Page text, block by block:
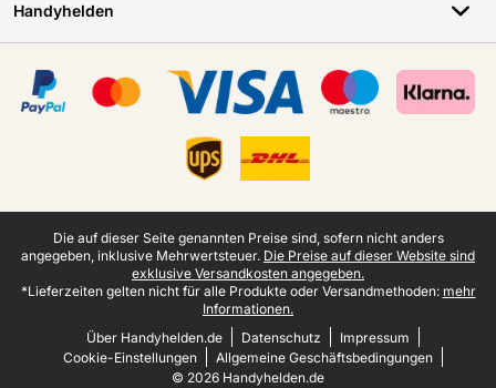
Handyhelden
Juristische Fußzeile
Die auf dieser Seite genannten Preise sind, sofern nicht anders
angegeben, inklusive Mehrwertsteuer. Die Preise auf dieser Website sind
exklusive Versandkosten angegeben.
*Lieferzeiten gelten nicht für alle Produkte oder Versandmethoden: mehr
Informationen.
Über Handyhelden.de
Datenschutz
Impressum
Cookie-Einstellungen
Allgemeine Geschäftsbedingungen
© 2026 Handyhelden.de